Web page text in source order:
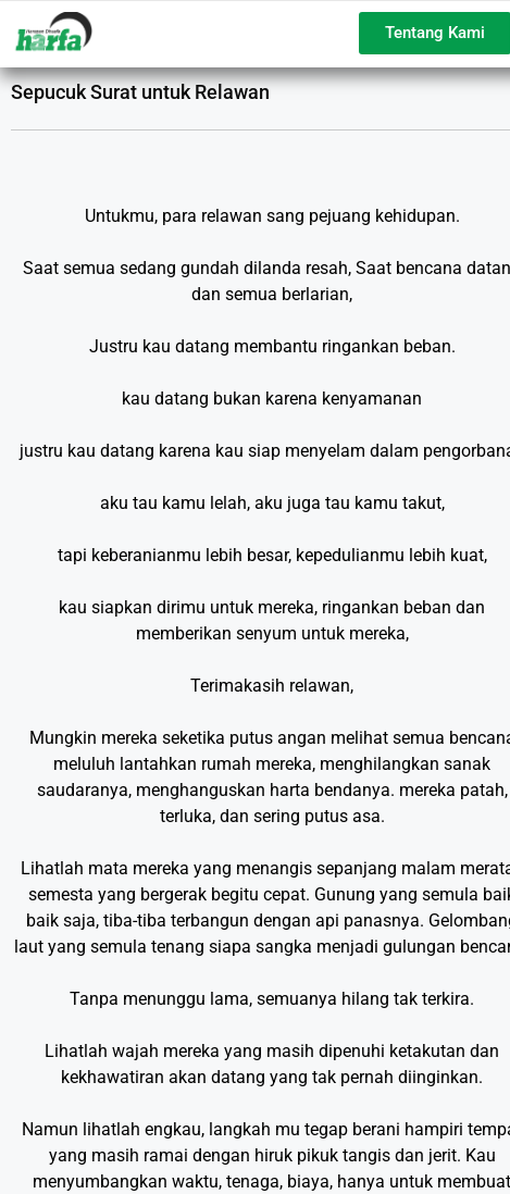
Tentang Kami
Sepucuk Surat untuk Relawan
Untukmu, para relawan sang pejuang kehidupan.
Saat semua sedang gundah dilanda resah, Saat bencana
dan semua berlarian,
Justru kau datang membantu ringankan beban.
kau datang bukan karena kenyamanan
justru kau datang karena kau siap menyelam dalam
aku tau kamu lelah, aku juga tau kamu takut,
tapi keberanianmu lebih besar, kepedulianmu lebih kuat,
kau siapkan dirimu untuk mereka, ringankan beban dan
memberikan senyum untuk mereka,
Terimakasih relawan,
Mungkin mereka seketika putus angan melihat semua
meluluh lantahkan rumah mereka, menghilangkan sanak
saudaranya, menghanguskan harta bendanya. mereka patah,
terluka, dan sering putus asa.
Lihatlah mata mereka yang menangis sepanjang malam
semesta yang bergerak begitu cepat. Gunung yang semula
baik saja, tiba-tiba terbangun dengan api panasnya.
laut yang semula tenang siapa sangka menjadi gulungan
Tanpa menunggu lama, semuanya hilang tak terkira.
Lihatlah wajah mereka yang masih dipenuhi ketakutan dan
kekhawatiran akan datang yang tak pernah diinginkan.
Namun lihatlah engkau, langkah mu tegap berani hampiri
yang masih ramai dengan hiruk pikuk tangis dan jerit. Kau
menyumbangkan waktu, tenaga, biaya, hanya untuk membuat